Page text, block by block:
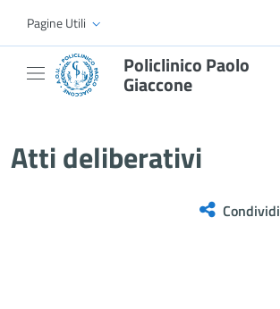
Skip to Main Content
Pagine Utili
Policlinico Paolo
Giaccone
Atti deliberativi
Condividi